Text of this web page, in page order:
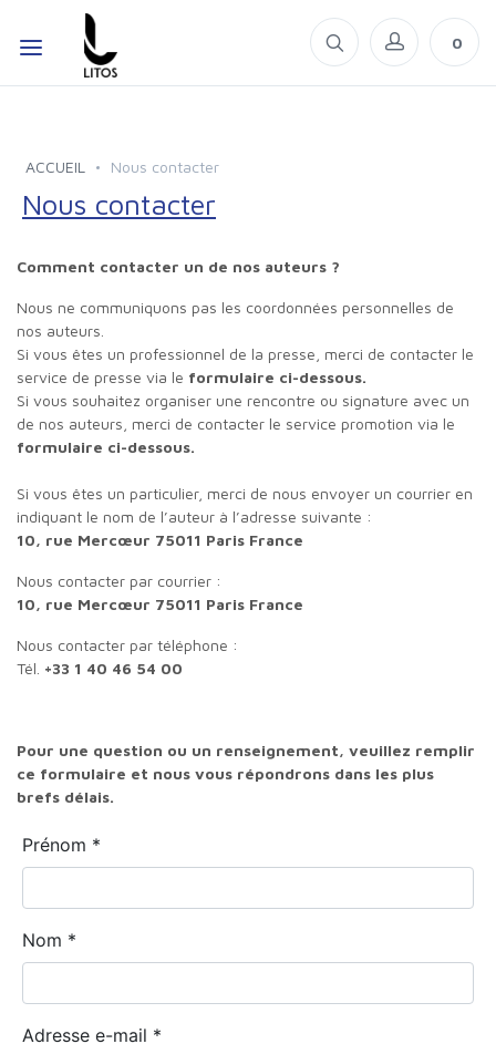
0
ACCUEIL Nous contacter
Nous contacter
Comment contacter un de nos auteurs ?
Nous ne communiquons pas les coordonnées personnelles de
nos auteurs.
Si vous êtes un professionnel de la presse, merci de contacter le
service de presse via le formulaire ci-dessous.
Si vous souhaitez organiser une rencontre ou signature avec un
de nos auteurs, merci de contacter le service promotion via le
formulaire ci-dessous.
Si vous êtes un particulier, merci de nous envoyer un courrier en
indiquant le nom de l’auteur à l’adresse suivante :
10, rue Mercœur 75011 Paris France
Nous contacter par courrier :
10, rue Mercœur 75011 Paris France
Nous contacter par téléphone :
Tél. +33 1 40 46 54 00
Pour une question ou un renseignement, veuillez remplir
ce formulaire et nous vous répondrons dans les plus
brefs délais.